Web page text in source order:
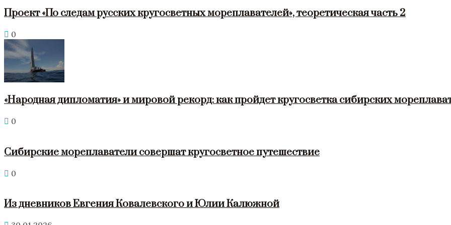
Проект «По следам русских кругосветных мореплавателей», теоретическая часть 2
0
«Народная дипломатия» и мировой рекорд: как пройдет кругосветка сибирских
0
Сибирские мореплаватели совершат кругосветное путешествие
0
Из дневников Евгения Ковалевского и Юлии Калюжной